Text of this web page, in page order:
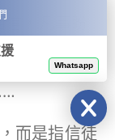
，凡事盼
而是指信徒
Whatsapp